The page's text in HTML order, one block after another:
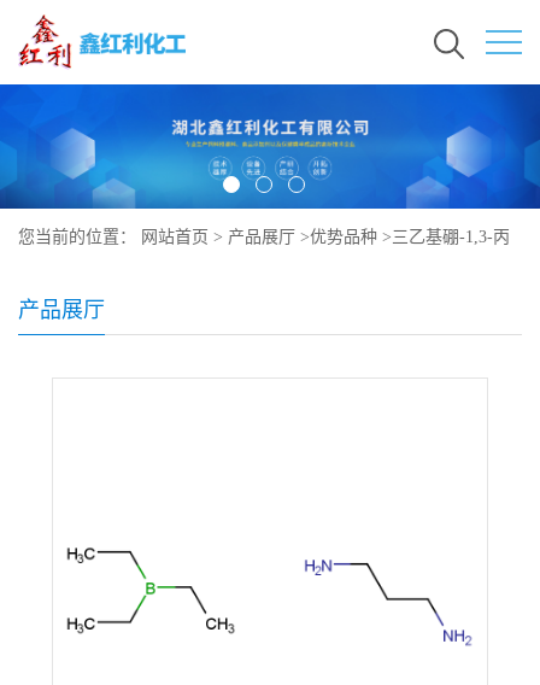
您当前的位置： 网站首页 > 产品展厅 >优势品种 >三乙基硼-1,3-丙
产品展厅